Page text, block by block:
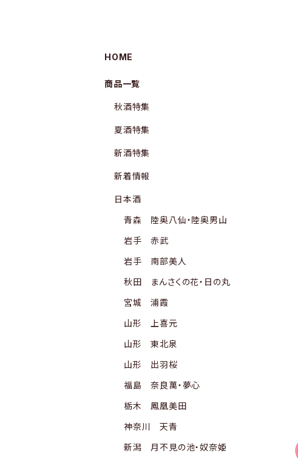
HOME
商品一覧
秋酒特集
夏酒特集
新酒特集
新着情報
日本酒
青森 陸奥八仙・陸奥男山
岩手 赤武
岩手 南部美人
秋田 まんさくの花・日の丸
宮城 浦霞
山形 上喜元
山形 東北泉
山形 出羽桜
福島 奈良萬・夢心
栃木 鳳凰美田
神奈川 天青
新潟 月不見の池・奴奈姫